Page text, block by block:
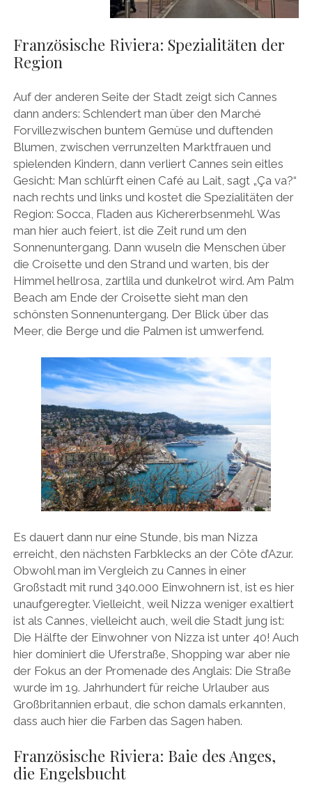
Französische Riviera: Spezialitäten der
Region
Auf der anderen Seite der Stadt zeigt sich Cannes
dann anders: Schlendert man über den Marché
Forvillezwischen buntem Gemüse und duftenden
Blumen, zwischen verrunzelten Marktfrauen und
spielenden Kindern, dann verliert Cannes sein eitles
Gesicht: Man schlürft einen Café au Lait, sagt „Ça va?“
nach rechts und links und kostet die Spezialitäten der
Region: Socca, Fladen aus Kichererbsenmehl. Was
man hier auch feiert, ist die Zeit rund um den
Sonnenuntergang. Dann wuseln die Menschen über
die Croisette und den Strand und warten, bis der
Himmel hellrosa, zartlila und dunkelrot wird. Am Palm
Beach am Ende der Croisette sieht man den
schönsten Sonnenuntergang. Der Blick über das
Meer, die Berge und die Palmen ist umwerfend.
Es dauert dann nur eine Stunde, bis man Nizza
erreicht, den nächsten Farbklecks an der Côte d’Azur.
Obwohl man im Vergleich zu Cannes in einer
Großstadt mit rund 340.000 Einwohnern ist, ist es hier
unaufgeregter. Vielleicht, weil Nizza weniger exaltiert
ist als Cannes, vielleicht auch, weil die Stadt jung ist:
Die Hälfte der Einwohner von Nizza ist unter 40! Auch
hier dominiert die Uferstraße, Shopping war aber nie
der Fokus an der Promenade des Anglais: Die Straße
wurde im 19. Jahrhundert für reiche Urlauber aus
Großbritannien erbaut, die schon damals erkannten,
dass auch hier die Farben das Sagen haben.
Französische Riviera: Baie des Anges,
die Engelsbucht